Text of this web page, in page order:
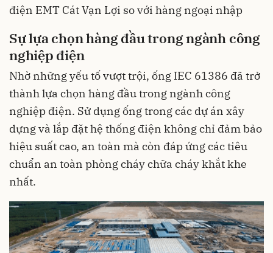
điện EMT Cát Vạn Lợi so với hàng ngoại nhập
Sự lựa chọn hàng đầu trong ngành công
nghiệp điện
Nhờ những yếu tố vượt trội, ống IEC 61386 đã trở
thành lựa chọn hàng đầu trong ngành công
nghiệp điện. Sử dụng ống trong các dự án xây
dựng và lắp đặt hệ thống điện không chỉ đảm bảo
hiệu suất cao, an toàn mà còn đáp ứng các tiêu
chuẩn an toàn phòng cháy chữa cháy khắt khe
nhất.